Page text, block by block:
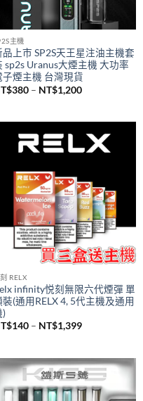
主機
品上市 SP2S天王星注油主機套
sp2s Uranus大煙主機 大功率
子煙主機 台灣現貨
380 – NT$1,200價
NT$380
到
NT$1,200
RELX
infinity悦刻無限六代煙彈 單
裝(通用RELX 4, 5代主機及通用
)
140 – NT$1,399價
NT$140
到
NT$1,399